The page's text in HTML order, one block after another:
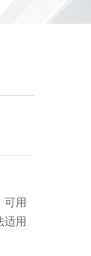
用
适用